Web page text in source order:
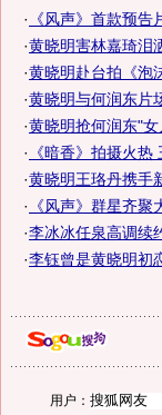
· 《风声》首款预
·黄晓明害林嘉琦泪
·黄晓明赴台拍《泡
·黄晓明与何润东片
·黄晓明抢何润东"
· 《暗香》拍摄火
·黄晓明王珞丹携手
· 《风声》群星齐
·李冰冰任泉高调续
·李钰曾是黄晓明初
用户：